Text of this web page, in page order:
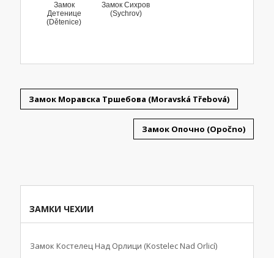
Замок
Детенице
(Dětenice)
Замок Сихров
(Sychrov)
Замок Моравска Тршебова (Moravská Třebová)
Замок Опочно (Opočno)
ЗАМКИ ЧЕХИИ
Замок Костелец Над Орлици (Kostelec Nad Orlicí)